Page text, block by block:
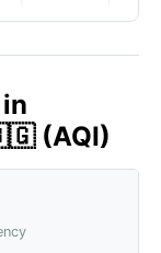
(AQI)